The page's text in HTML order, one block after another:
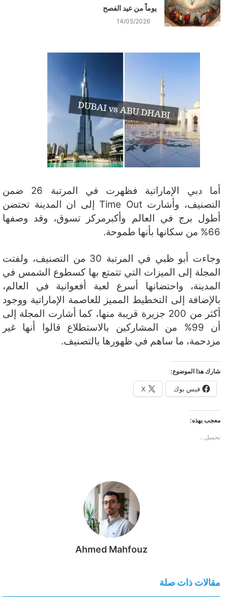
يوماً من عيد الفصح
14/05/2026
أما دبي الإماراتية فظهرت في المرتبة 26 ضمن
التصنيف، وأشارت Time Out إلى ان المدينة تحتضن
أطول برج في العالم وأكبرمركز تسوق، وقد وصفها
66% من سكانها بأنها طموحة.
وجاءت أبو ظبي في المرتبة 30 من التصنيف، ولفتت
المجلة إلى الميزات التي تتمتع بها كسطوع الشمس في
المدينة، واحتضانها أسرع لعبة أفعوانية في العالم،
بالإضافة إلى التخطيط المميز للعاصمة الإماراتية ووجود
أكثر من 200 جزيرة قريبة منها، كما أشارت المجلة إلى
أن 99% من المشاركين بالاستطلاع قالوا أنها غير
مزدحمة، ما ساهم في ظهورها بالتصنيف.
شارك هذا الموضوع:
فيس بوك X
معجب بهذه:
تحميل...
Ahmed Mahfouz
مقالات ذات صلة